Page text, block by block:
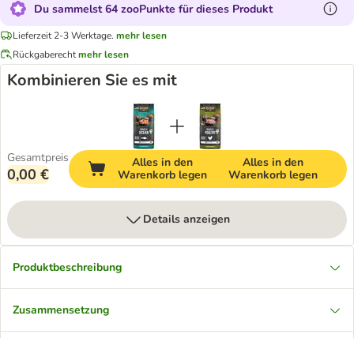
Du sammelst 64 zooPunkte für dieses Produkt
Lieferzeit 2-3 Werktage. mehr lesen
Rückgaberechtmehr lesen
Kombinieren Sie es mit
Gesamtpreis
0,00 €
Alles in den
Warenkorb legen
Alles in den
Warenkorb legen
Details anzeigen
Produktbeschreibung
Zusammensetzung